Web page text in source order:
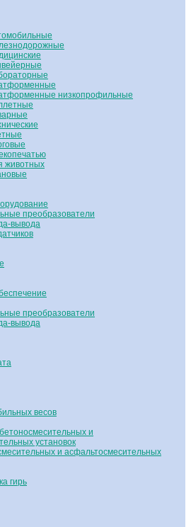
низкопрофильные
животных
преобразователи
вывода
преобразователи
вывода
весов
и
установок
и асфальтосмесительных
гирь